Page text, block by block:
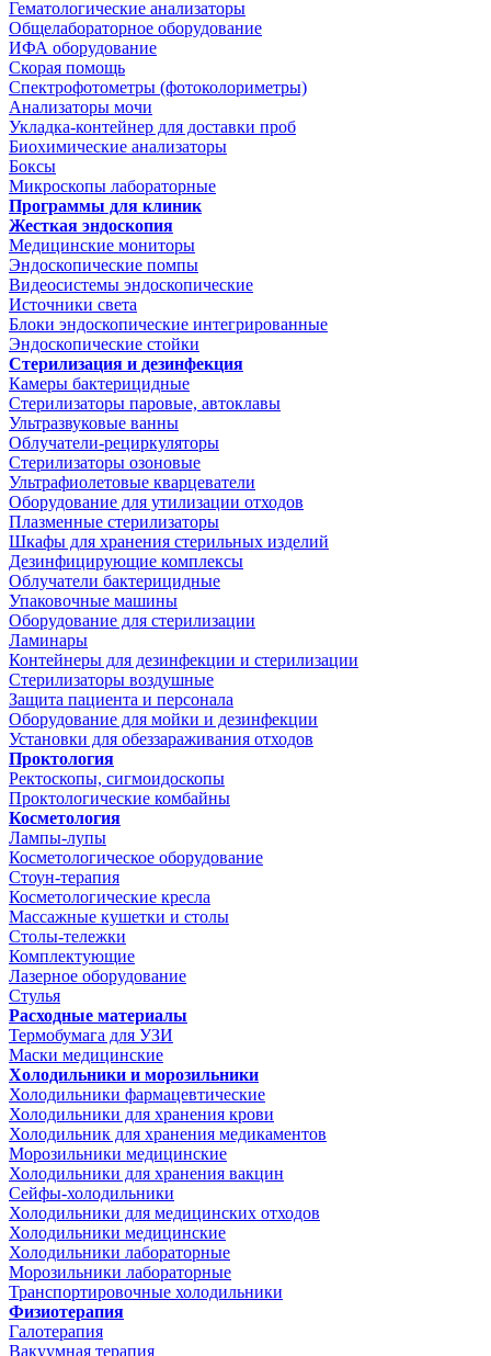
Гематологические анализаторы
Общелабораторное оборудование
ИФА оборудование
Скорая помощь
Спектрофотометры (фотоколориметры)
Анализаторы мочи
Укладка-контейнер для доставки проб
Биохимические анализаторы
Боксы
Микроскопы лабораторные
Программы для клиник
Жесткая эндоскопия
Медицинские мониторы
Эндоскопические помпы
Видеосистемы эндоскопические
Источники света
Блоки эндоскопические интегрированные
Эндоскопические стойки
Стерилизация и дезинфекция
Камеры бактерицидные
Стерилизаторы паровые, автоклавы
Ультразвуковые ванны
Облучатели-рециркуляторы
Стерилизаторы озоновые
Ультрафиолетовые кварцеватели
Оборудование для утилизации отходов
Плазменные стерилизаторы
Шкафы для хранения стерильных изделий
Дезинфицирующие комплексы
Облучатели бактерицидные
Упаковочные машины
Оборудование для стерилизации
Ламинары
Контейнеры для дезинфекции и стерилизации
Стерилизаторы воздушные
Защита пациента и персонала
Оборудование для мойки и дезинфекции
Установки для обеззараживания отходов
Проктология
Ректоскопы, сигмоидоскопы
Проктологические комбайны
Косметология
Лампы-лупы
Косметологическое оборудование
Стоун-терапия
Косметологические кресла
Массажные кушетки и столы
Столы-тележки
Комплектующие
Лазерное оборудование
Стулья
Расходные материалы
Термобумага для УЗИ
Маски медицинские
Холодильники и морозильники
Холодильники фармацевтические
Холодильники для хранения крови
Холодильник для хранения медикаментов
Морозильники медицинские
Холодильники для хранения вакцин
Сейфы-холодильники
Холодильники для медицинских отходов
Холодильники медицинские
Холодильники лабораторные
Морозильники лабораторные
Транспортировочные холодильники
Физиотерапия
Галотерапия
Вакуумная терапия